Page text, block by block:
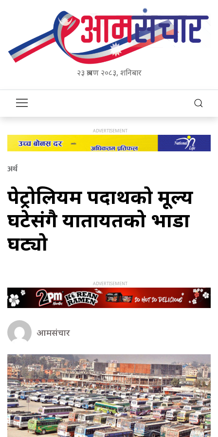
२३ श्रावण २०८३, शनिबार
अर्थ
पेट्रोलियम पदार्थको मूल्य
घटेसंगै यातायतको भाडा
घट्यो
आमसंचार